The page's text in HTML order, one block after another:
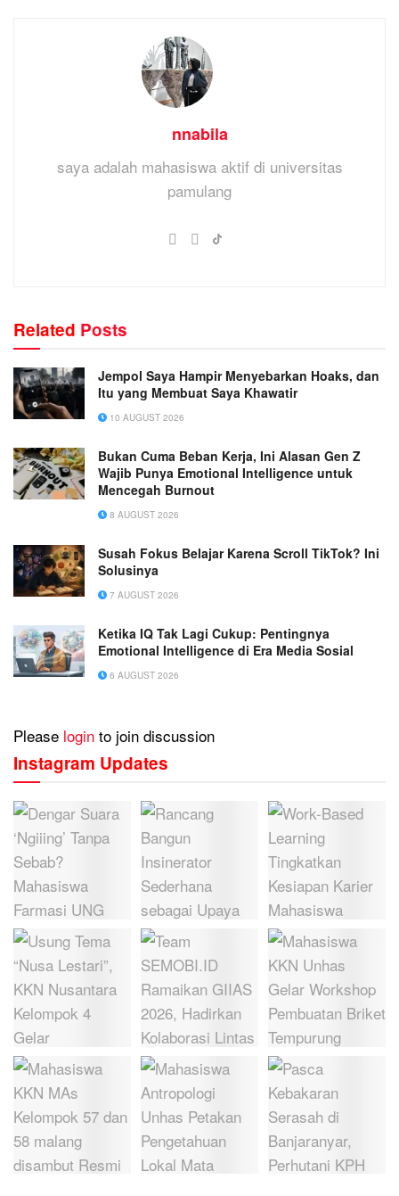
nnabila
saya adalah mahasiswa aktif di universitas
pamulang
Related Posts
Jempol Saya Hampir Menyebarkan Hoaks, dan
Itu yang Membuat Saya Khawatir
10 AUGUST 2026
Bukan Cuma Beban Kerja, Ini Alasan Gen Z
Wajib Punya Emotional Intelligence untuk
Mencegah Burnout
8 AUGUST 2026
Susah Fokus Belajar Karena Scroll TikTok? Ini
Solusinya
7 AUGUST 2026
Ketika IQ Tak Lagi Cukup: Pentingnya
Emotional Intelligence di Era Media Sosial
6 AUGUST 2026
Please login to join discussion
Instagram Updates